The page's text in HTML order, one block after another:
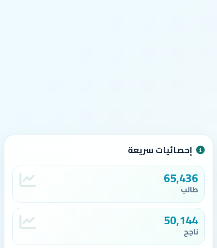
إحصائيات سريعة
65,436
طالب
50,144
ناجح